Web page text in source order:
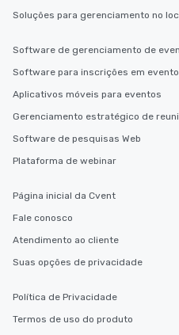
Soluções para gerenciamento no
Software de gerenciamento de
Software para inscrições em
Aplicativos móveis para eventos
Gerenciamento estratégico de
Software de pesquisas Web
Plataforma de webinar
Página inicial da Cvent
Fale conosco
Atendimento ao cliente
Suas opções de privacidade
Política de Privacidade
Termos de uso do produto